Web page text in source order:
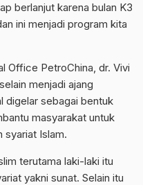
berlanjut karena bulan K3
ini menjadi program kita
Office PetroChina, dr. Vivi
menjadi ajang
digelar sebagai bentuk
masyarakat untuk
syariat Islam.
terutama laki-laki itu
yakni sunat. Selain itu